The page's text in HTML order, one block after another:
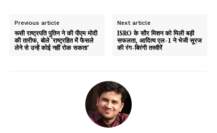
Previous article
रूसी राष्ट्रपति पुतिन ने की पीएम मोदी
की तारीफ, बोले ‘राष्ट्रहित में फैसले
लेने से उन्हें कोई नहीं रोक सकता’
Next article
ISRO के सौर मिशन को मिली बड़ी
सफलता, आदित्य एल-1 ने भेजी सूरज
की रंग-बिरंगी तस्वीरें